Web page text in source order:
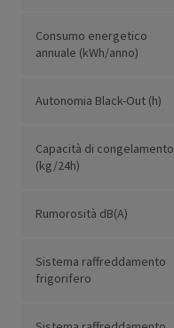
Consumo energetico
annuale (kWh/anno)
Autonomia Black-Out (h)
Capacità di congelamento
(kg/24h)
Rumorosità dB(A)
Sistema raffreddamento
frigorifero